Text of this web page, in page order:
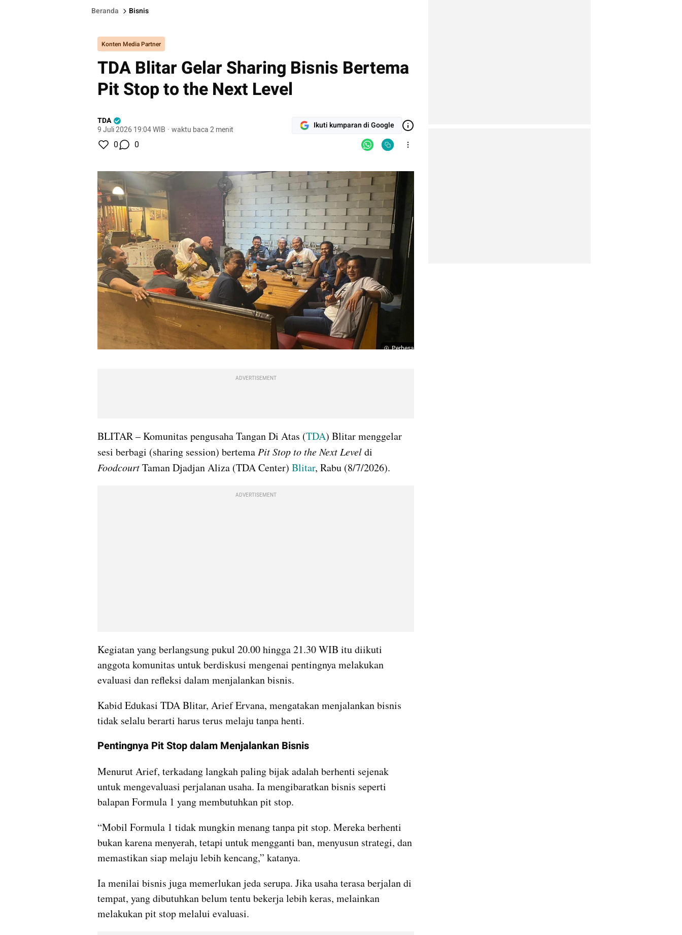
Beranda Bisnis
Konten Media Partner
TDA Blitar Gelar Sharing Bisnis Bertema
Pit Stop to the Next Level
TDA
9 Juli 2026 19:04 WIB · waktu baca 2 menit Ikuti kumparan di Google
0 0
Perbesar
ADVERTISEMENT
BLITAR – Komunitas pengusaha Tangan Di Atas (TDA) Blitar menggelar
sesi berbagi (sharing session) bertema Pit Stop to the Next Level di
Foodcourt Taman Djadjan Aliza (TDA Center) Blitar, Rabu (8/7/2026).
ADVERTISEMENT
Kegiatan yang berlangsung pukul 20.00 hingga 21.30 WIB itu diikuti
anggota komunitas untuk berdiskusi mengenai pentingnya melakukan
evaluasi dan refleksi dalam menjalankan bisnis.
Kabid Edukasi TDA Blitar, Arief Ervana, mengatakan menjalankan bisnis
tidak selalu berarti harus terus melaju tanpa henti.
Pentingnya Pit Stop dalam Menjalankan Bisnis
Menurut Arief, terkadang langkah paling bijak adalah berhenti sejenak
untuk mengevaluasi perjalanan usaha. Ia mengibaratkan bisnis seperti
balapan Formula 1 yang membutuhkan pit stop.
“Mobil Formula 1 tidak mungkin menang tanpa pit stop. Mereka berhenti
bukan karena menyerah, tetapi untuk mengganti ban, menyusun strategi, dan
memastikan siap melaju lebih kencang,” katanya.
Ia menilai bisnis juga memerlukan jeda serupa. Jika usaha terasa berjalan di
tempat, yang dibutuhkan belum tentu bekerja lebih keras, melainkan
melakukan pit stop melalui evaluasi.